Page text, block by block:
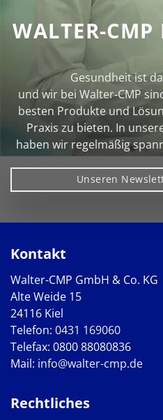
WALTER-CMP
Gesundheit ist
und wir bei Walter‑CMP
besten Produkte und
Praxis zu bieten. In
haben wir regelmäßig
Unseren
Kontakt
Walter-CMP GmbH & Co. KG
Alte Weide 15
24116 Kiel
Telefon: 0431 169060
Telefax: 0800 88080836
Mail: info@walter-cmp.de
Rechtliches